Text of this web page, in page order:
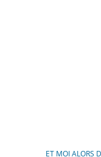
ET MOI ALORS